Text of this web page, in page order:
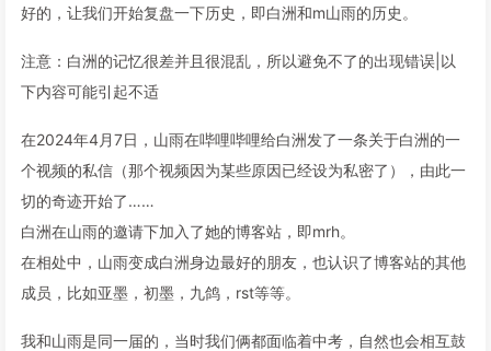
好的，让我们开始复盘一下历史，即白洲和m山雨的历史。
注意：白洲的记忆很差并且很混乱，所以避免不了的出现错误|以
下内容可能引起不适
在2024年4月7日，山雨在哔哩哔哩给白洲发了一条关于白洲的一
个视频的私信（那个视频因为某些原因已经设为私密了），由此一
切的奇迹开始了……
白洲在山雨的邀请下加入了她的博客站，即mrh。
在相处中，山雨变成白洲身边最好的朋友，也认识了博客站的其他
成员，比如亚墨，初墨，九鸽，rst等等。
我和山雨是同一届的，当时我们俩都面临着中考，自然也会相互鼓